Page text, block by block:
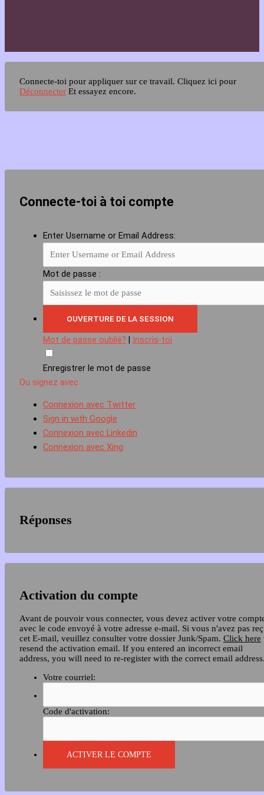
Connecte-toi pour appliquer sur ce travail. Cliquez ici pour
Déconnecter Et essayez encore.
Connecte-toi à toi compte
Enter Username or Email Address:
Mot de passe :
Mot de passe oublié? | Inscris-toi
Enregistrer le mot de passe
Ou signez avec
Connexion avec Twitter
Sign in with Google
Connexion avec Linkedin
Connexion avec Xing
Réponses
Activation du compte
Avant de pouvoir vous connecter, vous devez activer votre
avec le code envoyé à votre adresse e-mail. Si vous n'avez pas
cet E-mail, veuillez consulter votre dossier Junk/Spam. Click here
resend the activation email. If you entered an incorrect email
address, you will need to re-register with the correct email
Votre courriel:
Code d'activation: